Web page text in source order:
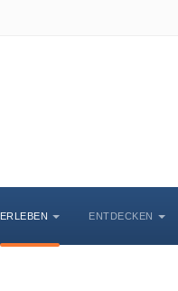
ERLEBEN ENTDECKEN